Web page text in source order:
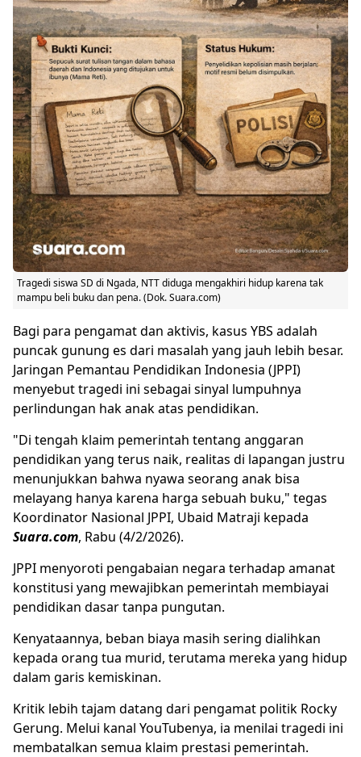
Tragedi siswa SD di Ngada, NTT diduga mengakhiri hidup karena tak
mampu beli buku dan pena. (Dok. Suara.com)
Bagi para pengamat dan aktivis, kasus YBS adalah
puncak gunung es dari masalah yang jauh lebih besar.
Jaringan Pemantau Pendidikan Indonesia (JPPI)
menyebut tragedi ini sebagai sinyal lumpuhnya
perlindungan hak anak atas pendidikan.
"Di tengah klaim pemerintah tentang anggaran
pendidikan yang terus naik, realitas di lapangan justru
menunjukkan bahwa nyawa seorang anak bisa
melayang hanya karena harga sebuah buku," tegas
Koordinator Nasional JPPI, Ubaid Matraji kepada
Suara.com, Rabu (4/2/2026).
JPPI menyoroti pengabaian negara terhadap amanat
konstitusi yang mewajibkan pemerintah membiayai
pendidikan dasar tanpa pungutan.
Kenyataannya, beban biaya masih sering dialihkan
kepada orang tua murid, terutama mereka yang hidup
dalam garis kemiskinan.
Kritik lebih tajam datang dari pengamat politik Rocky
Gerung. Melui kanal YouTubenya, ia menilai tragedi ini
membatalkan semua klaim prestasi pemerintah.